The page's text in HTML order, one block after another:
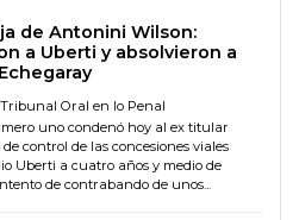
de Antonini Wilson:
a Uberti y absolvieron a
Oral en lo Penal
uno condenó hoy al ex titular
control de las concesiones viales
Uberti a cuatro años y medio de
de contrabando de unos...